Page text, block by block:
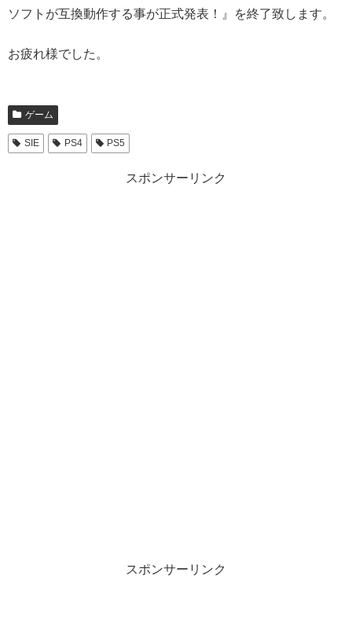
ソフトが互換動作する事が正式発表！』を終了致します。
お疲れ様でした。
ゲーム
SIE PS4 PS5
スポンサーリンク
スポンサーリンク